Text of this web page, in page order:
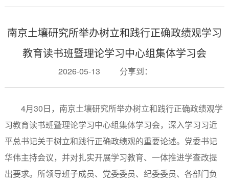
南京土壤研究所举办树立和践行正确政绩观学习
教育读书班暨理论学习中心组集体学习会
2026-05-13 分享到：
4月30日，南京土壤研究所举办树立和践行正确政绩观学
习教育读书班暨理论学习中心组集体学习会，深入学习习近
平总书记关于树立和践行正确政绩观的重要论述。党委书记
华伟主持会议，并对扎实开展学习教育、一体推进学查改提
出要求。所领导班子成员、党委委员、纪委委员、各部门负